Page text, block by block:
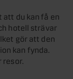
att du kan få en
hotell strävar
gör att den
kan fynda.